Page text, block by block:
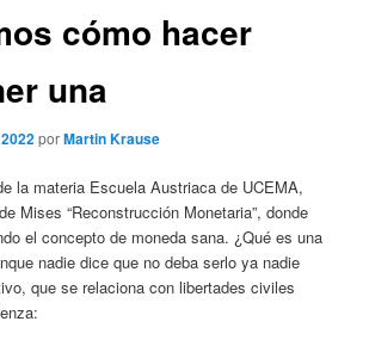
cómo hacer
una
porMartin Krause
la materia Escuela Austriaca de UCEMA,
Mises “Reconstrucción Monetaria”, donde
el concepto de moneda sana. ¿Qué es una
nadie dice que no deba serlo ya nadie
que se relaciona con libertades civiles